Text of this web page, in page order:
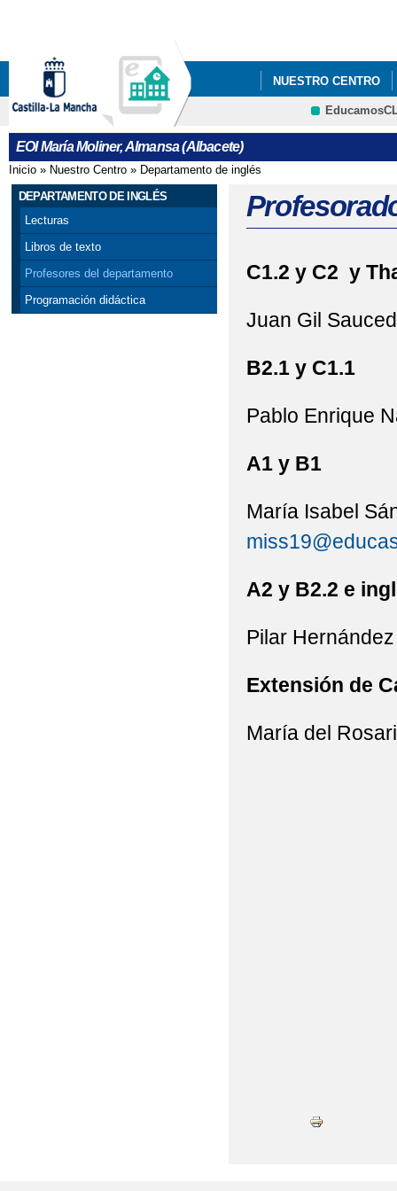
NUESTRO CENTRO
PROCESO DE
EOI María Moliner, Almansa (Albacete)
Se encuentra usted aquí
Inicio » Nuestro Centro » Departamento de inglés
DEPARTAMENTO DE INGLÉS
Lecturas
Libros de texto
Profesores del departamento
Programación didáctica
C1.2 y C2 y
Juan Gil
B2.1 y C1.1
Pablo Enrique
A1 y B1
María Isabel
A2 y B2.2 e
Pilar
Extensión de
María del